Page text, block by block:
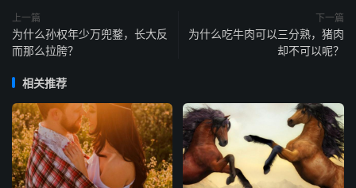
上一篇
为什么孙权年少万兜鍪，长大反
而那么拉胯？
下一篇
为什么吃牛肉可以三分熟，猪肉
却不可以呢？
相关推荐